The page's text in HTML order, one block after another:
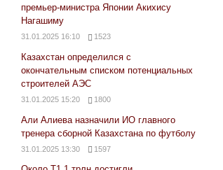
премьер-министра Японии Акихису
Нагашиму
31.01.2025 16:10 1523
Казахстан определился с
окончательным списком потенциальных
строителей АЭС
31.01.2025 15:20 1800
Али Алиева назначили ИО главного
тренера сборной Казахстана по футболу
31.01.2025 13:30 1597